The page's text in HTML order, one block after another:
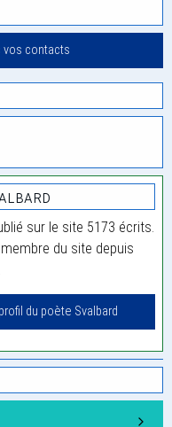
vos contacts
sur le site 5173 écrits.
du site depuis
du poète Svalbard